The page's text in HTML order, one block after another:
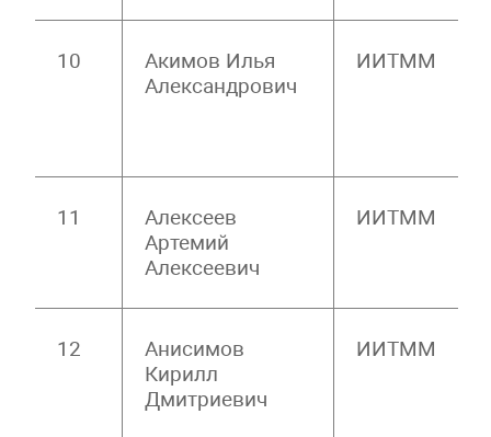
10
Акимов Илья
Александрович
ИИТММ
11
Алексеев
Артемий
Алексеевич
ИИТММ
12
Анисимов
Кирилл
Дмитриевич
ИИТММ